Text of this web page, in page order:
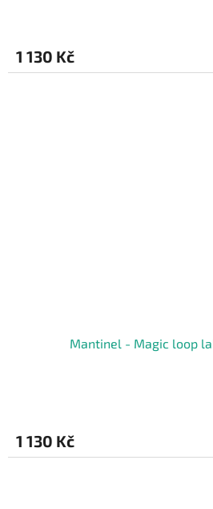
1 130 Kč
Mantinel - Magic loop
1 130 Kč